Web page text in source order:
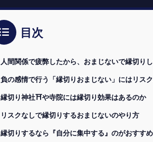
目次
人間関係で疲弊したから、おまじないで縁切り
負の感情で行う「縁切りおまじない」にはリス
縁切り神社⛩や寺院には縁切り効果はあるのか
リスクなしで縁切りするおまじないのやり方
縁切りするなら『自分に集中する』のがおすすめ